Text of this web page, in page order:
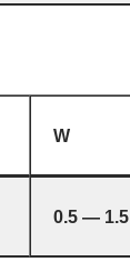
W
0.5 — 1.5